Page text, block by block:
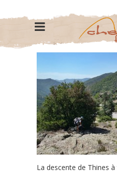
La descente de Thines à